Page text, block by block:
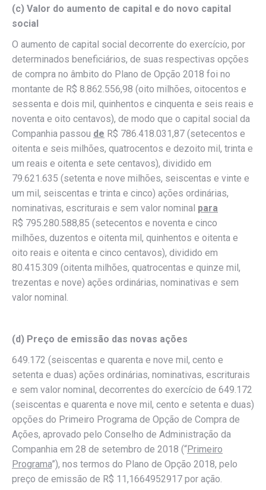
(c) Valor do aumento de capital e do novo capital
social
O aumento de capital social decorrente do exercício, por
determinados beneficiários, de suas respectivas opções
de compra no âmbito do Plano de Opção 2018 foi no
montante de R$ 8.862.556,98 (oito milhões, oitocentos e
sessenta e dois mil, quinhentos e cinquenta e seis reais e
noventa e oito centavos), de modo que o capital social da
Companhia passou de R$ 786.418.031,87 (setecentos e
oitenta e seis milhões, quatrocentos e dezoito mil, trinta e
um reais e oitenta e sete centavos), dividido em
79.621.635 (setenta e nove milhões, seiscentas e vinte e
um mil, seiscentas e trinta e cinco) ações ordinárias,
nominativas, escriturais e sem valor nominal para
R$ 795.280.588,85 (setecentos e noventa e cinco
milhões, duzentos e oitenta mil, quinhentos e oitenta e
oito reais e oitenta e cinco centavos), dividido em
80.415.309 (oitenta milhões, quatrocentas e quinze mil,
trezentas e nove) ações ordinárias, nominativas e sem
valor nominal.
(d) Preço de emissão das novas ações
649.172 (seiscentas e quarenta e nove mil, cento e
setenta e duas) ações ordinárias, nominativas, escriturais
e sem valor nominal, decorrentes do exercício de 649.172
(seiscentas e quarenta e nove mil, cento e setenta e duas)
opções do Primeiro Programa de Opção de Compra de
Ações, aprovado pelo Conselho de Administração da
Companhia em 28 de setembro de 2018 (“Primeiro
Programa”), nos termos do Plano de Opção 2018, pelo
preço de emissão de R$ 11,1664952917 por ação.